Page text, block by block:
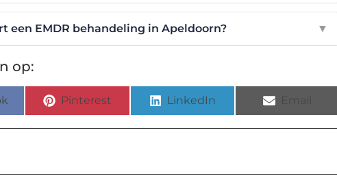
een EMDR behandeling in Apeldoorn? ▼
op:
Pinterest LinkedIn